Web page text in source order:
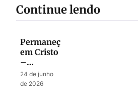
Continue lendo
Permaneça
em Cristo
–
Descubra
sua Força
24 de junho
de 2026